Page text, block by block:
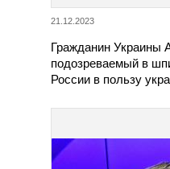
21.12.2023
Гражданин Украины
подозреваемый в
России в пользу